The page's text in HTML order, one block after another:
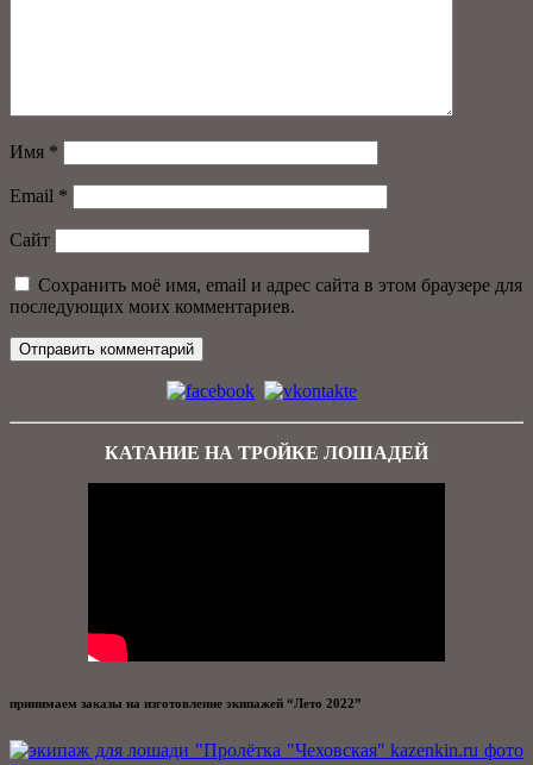
Имя *
Email *
Сайт
Сохранить моё имя, email и адрес сайта в этом браузере для
последующих моих комментариев.
КАТАНИЕ НА ТРОЙКЕ ЛОШАДЕЙ
принимаем заказы на изготовление экипажей “Лето 2022”